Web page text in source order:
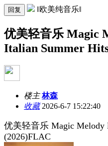
回复 ‖欧美纯音乐‖
优美轻音乐 Magic
Italian Summer
楼主 林森
收藏2026-6-7 15:22:40
优美轻音乐 Magic Melody
(2026)FLAC